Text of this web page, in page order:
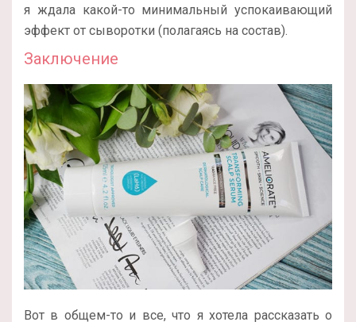
я ждала какой-то минимальный успокаивающий
эффект от сыворотки (полагаясь на состав).
Заключение
Вот в общем-то и все, что я хотела рассказать о